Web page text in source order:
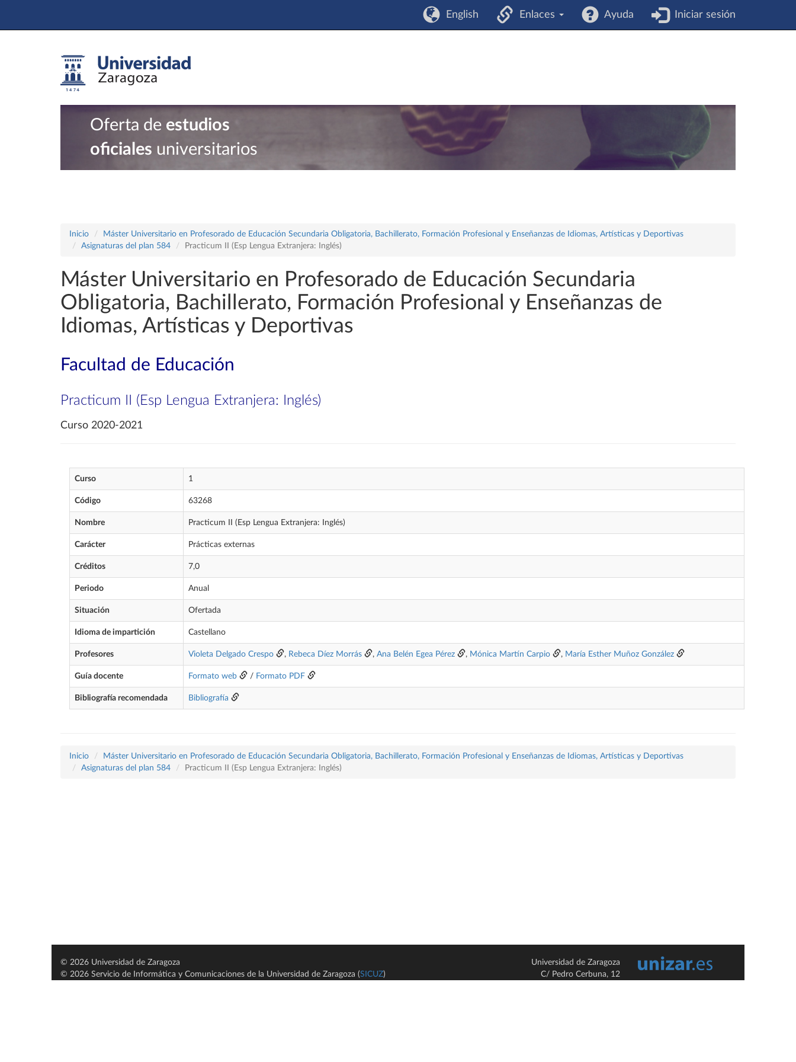
English Enlaces Ayuda Iniciar sesión
Oferta de estudios
oficiales universitarios
Inicio
Máster Universitario en Profesorado de Educación Secundaria Obligatoria, Bachillerato, Formación Profesional y Enseñanzas de Idiomas, Artísticas y Deportivas
Asignaturas del plan 584
Practicum II (Esp Lengua Extranjera: Inglés)
Máster Universitario en Profesorado de Educación Secundaria
Obligatoria, Bachillerato, Formación Profesional y Enseñanzas de
Idiomas, Artísticas y Deportivas
Facultad de Educación
Practicum II (Esp Lengua Extranjera: Inglés)
Curso 2020-2021
Curso 1
Código 63268
Nombre Practicum II (Esp Lengua Extranjera: Inglés)
Carácter Prácticas externas
Créditos 7,0
Periodo Anual
Situación Ofertada
Idioma de impartición Castellano
Profesores Violeta Delgado Crespo , Rebeca Díez Morrás , Ana Belén Egea Pérez , Mónica Martín Carpio , María Esther Muñoz González
Guía docente Formato web / Formato PDF
Bibliografía recomendada Bibliografía
Inicio
Máster Universitario en Profesorado de Educación Secundaria Obligatoria, Bachillerato, Formación Profesional y Enseñanzas de Idiomas, Artísticas y Deportivas
Asignaturas del plan 584
Practicum II (Esp Lengua Extranjera: Inglés)
© 2026 Universidad de Zaragoza
© 2026 Servicio de Informática y Comunicaciones de la Universidad de Zaragoza (SICUZ)
Universidad de Zaragoza
C/ Pedro Cerbuna, 12